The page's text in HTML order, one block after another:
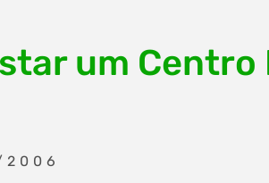
um Centro
2006